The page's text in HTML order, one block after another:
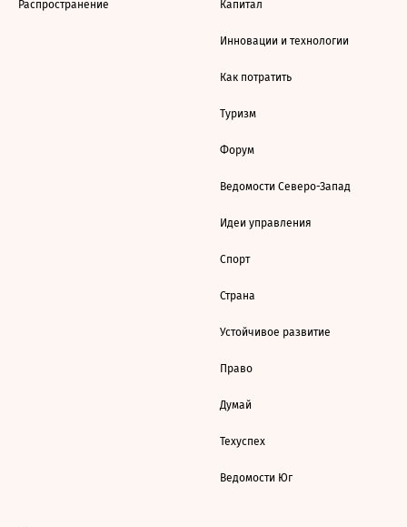
Распространение Капитал
Инновации и технологии
Как потратить
Туризм
Форум
Ведомости Северо-Запад
Идеи управления
Спорт
Страна
Устойчивое развитие
Право
Думай
Техуспех
Ведомости Юг